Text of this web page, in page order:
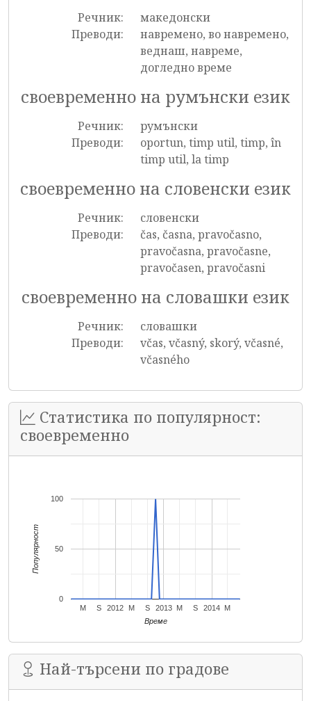
Речник:
македонски
Преводи:
навремено, во навремено,
веднаш, навреме,
догледно време
своевременно на румънски език
Речник:
румънски
Преводи:
oportun, timp util, timp, în
timp util, la timp
своевременно на словенски език
Речник:
словенски
Преводи:
čas, časna, pravočasno,
pravočasna, pravočasne,
pravočasen, pravočasni
своевременно на словашки език
Речник:
словашки
Преводи:
včas, včasný, skorý, včasné,
včasného
Статистика по популярност:
своевременно
2012 2013 2014
M S M S M S M
0
50
100
Време
Популярност
Най-търсени по градове